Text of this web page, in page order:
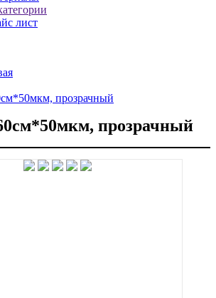
прозрачный
прозрачный